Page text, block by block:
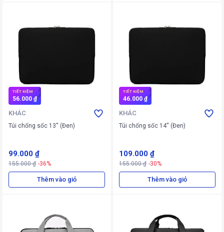
TIẾT KIỆM
56.000 ₫
KHÁC
Túi chống sốc 13'' (Đen)
99.000 ₫
155.000 ₫ -36%
Thêm vào giỏ
TIẾT KIỆM
46.000 ₫
KHÁC
Túi chống sốc 14'' (Đen)
109.000 ₫
155.000 ₫ -30%
Thêm vào giỏ